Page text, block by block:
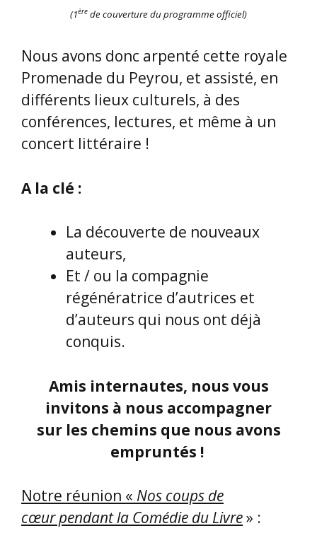
(1ère de couverture du programme officiel)
Nous avons donc arpenté cette royale
Promenade du Peyrou, et assisté, en
différents lieux culturels, à des
conférences, lectures, et même à un
concert littéraire !
A la clé :
La découverte de nouveaux
auteurs,
Et / ou la compagnie
régénératrice d’autrices et
d’auteurs qui nous ont déjà
conquis.
Amis internautes, nous vous
invitons à nous accompagner
sur les chemins que nous avons
empruntés !
Notre réunion « Nos coups de
cœur pendant la Comédie du Livre» :